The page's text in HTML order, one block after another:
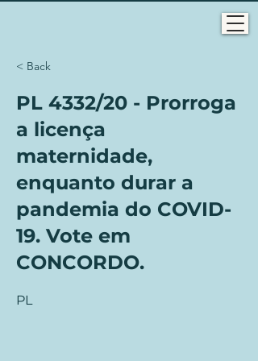
< Back
PL 4332/20 - Prorroga
a licença
maternidade,
enquanto durar a
pandemia do COVID-
19. Vote em
CONCORDO.
PL